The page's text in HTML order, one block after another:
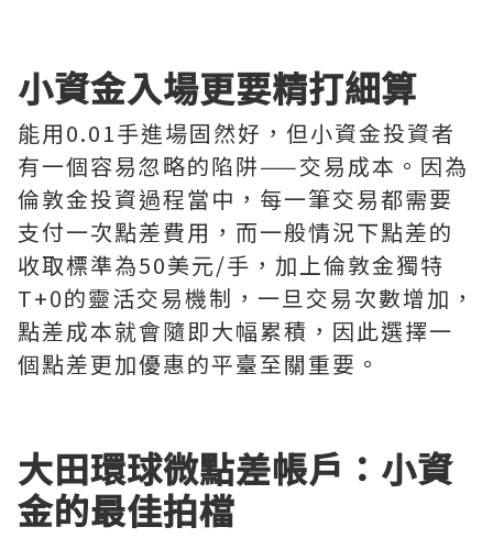
小資金入場更要精打細算
能用0.01手進場固然好，但小資金投資者
有一個容易忽略的陷阱——交易成本。因為
倫敦金投資過程當中，每一筆交易都需要
支付一次點差費用，而一般情況下點差的
收取標準為50美元/手，加上倫敦金獨特
T+0的靈活交易機制，一旦交易次數增加，
點差成本就會隨即大幅累積，因此選擇一
個點差更加優惠的平臺至關重要。
大田環球微點差帳戶：小資
金的最佳拍檔